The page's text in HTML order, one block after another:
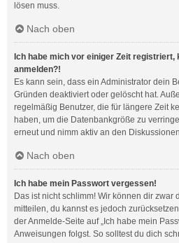
lösen muss.
Nach oben
Ich habe mich vor einiger Zeit
anmelden?!
Es kann sein, dass ein Administrator dein
Gründen deaktiviert oder gelöscht hat.
regelmäßig Benutzer, die für längere Zeit
haben, um die Datenbankgröße zu
erneut und nimm aktiv an den
Nach oben
Ich habe mein Passwort vergessen!
Das ist nicht schlimm! Wir können dir zwar
mitteilen, du kannst es jedoch
der Anmelde-Seite auf „Ich habe mein
Anweisungen folgst. So solltest du dich